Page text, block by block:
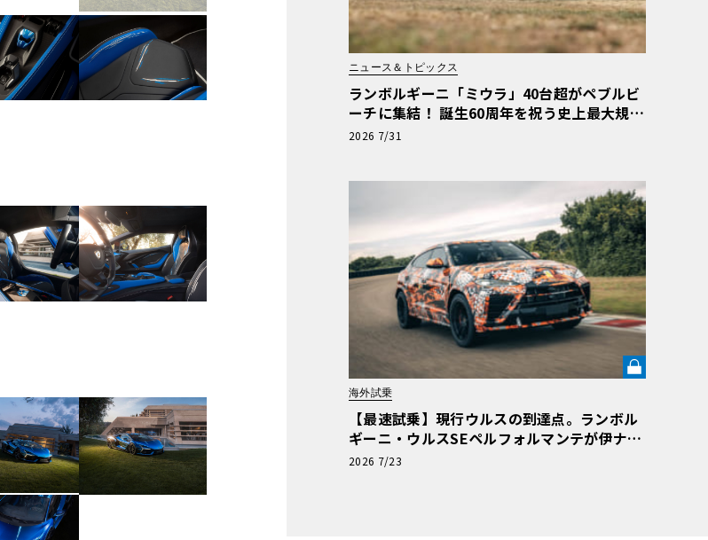
ニュース＆トピックス
ランボルギーニ「ミウラ」40台超がペブルビ
ーチに集結！ 誕生60周年を祝う史上最大規模
の祭典へ
2026 7/31
海外試乗
【最速試乗】現行ウルスの到達点。ランボル
ギーニ・ウルスSEペルフォルマンテが伊ナル
ドで解き放った“秘めた狂気”とは《LE VOLA
2026 7/23